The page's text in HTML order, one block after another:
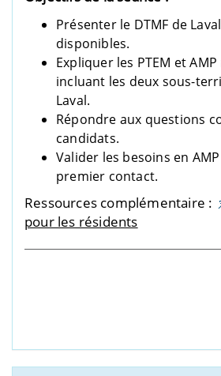
Présenter le DTMF de
disponibles.
Expliquer les PTEM et
incluant les deux sous-
Laval.
Répondre aux questions
candidats.
Valider les besoins en
premier contact.
Ressources complémentaire :
pour les résidents